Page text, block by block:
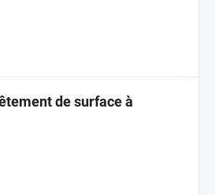
de surface à